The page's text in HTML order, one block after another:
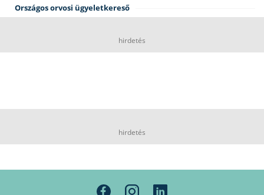
Országos orvosi ügyeletkereső
hirdetés
hirdetés